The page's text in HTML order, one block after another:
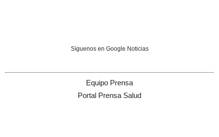
Síguenos en Google Noticias
Equipo Prensa
Portal Prensa Salud